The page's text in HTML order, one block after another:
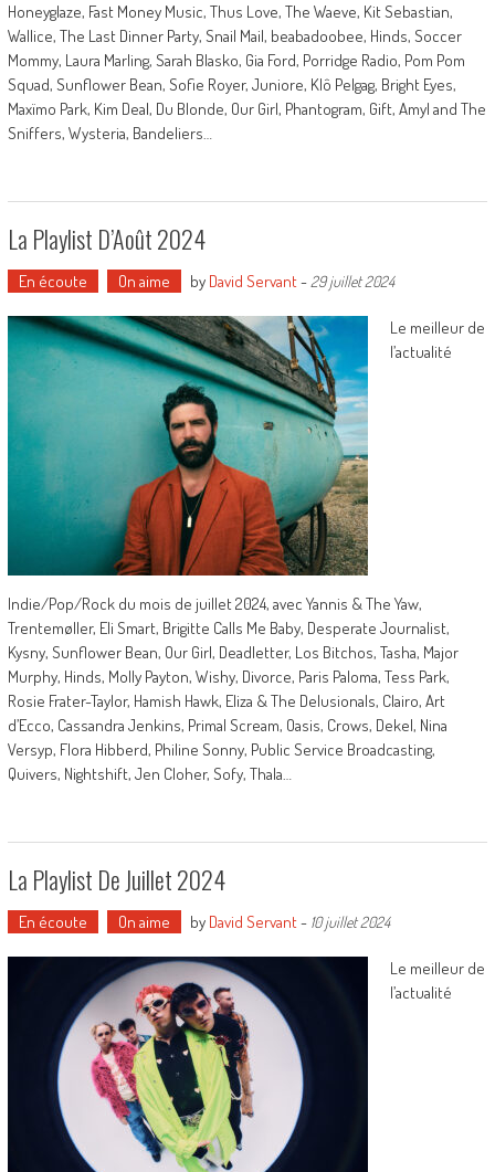
Honeyglaze, Fast Money Music, Thus Love, The Waeve, Kit Sebastian,
Wallice, The Last Dinner Party, Snail Mail, beabadoobee, Hinds, Soccer
Mommy, Laura Marling, Sarah Blasko, Gia Ford, Porridge Radio, Pom Pom
Squad, Sunflower Bean, Sofie Royer, Juniore, Klô Pelgag, Bright Eyes,
Maxïmo Park, Kim Deal, Du Blonde, Our Girl, Phantogram, Gift, Amyl and The
Sniffers, Wysteria, Bandeliers…
La Playlist D’Août 2024
En écoute On aime by David Servant- 29 juillet 2024
Le meilleur de
l’actualité
Indie/Pop/Rock du mois de juillet 2024, avec Yannis & The Yaw,
Trentemøller, Eli Smart, Brigitte Calls Me Baby, Desperate Journalist,
Kysny, Sunflower Bean, Our Girl, Deadletter, Los Bitchos, Tasha, Major
Murphy, Hinds, Molly Payton, Wishy, Divorce, Paris Paloma, Tess Park,
Rosie Frater-Taylor, Hamish Hawk, Eliza & The Delusionals, Clairo, Art
d’Ecco, Cassandra Jenkins, Primal Scream, Oasis, Crows, Dekel, Nina
Versyp, Flora Hibberd, Philine Sonny, Public Service Broadcasting,
Quivers, Nightshift, Jen Cloher, Sofy, Thala…
La Playlist De Juillet 2024
En écoute On aime by David Servant- 10 juillet 2024
Le meilleur de
l’actualité